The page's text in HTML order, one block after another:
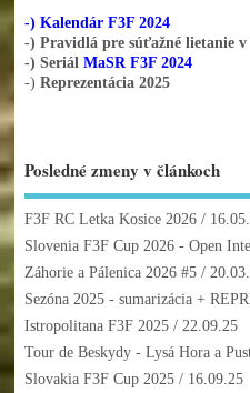
-) Kalendár F3F 2024
-) Pravidlá pre súťažné lietanie
-) Seriál MaSR F3F 2024
-) Reprezentácia 2025
Posledné zmeny v článkoch
F3F RC Letka Kosice 2026/
Slovenia F3F Cup 2026 - Open
Záhorie a Pálenica 2026 #5/
Sezóna 2025 - sumarizácia +
Istropolitana F3F 2025/ 22.09.25
Tour de Beskydy - Lysá Hora a
Slovakia F3F Cup 2025/ 16.09.25